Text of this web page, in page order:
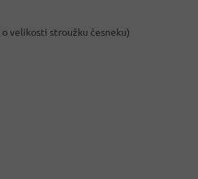
o velikosti stroužku česneku)